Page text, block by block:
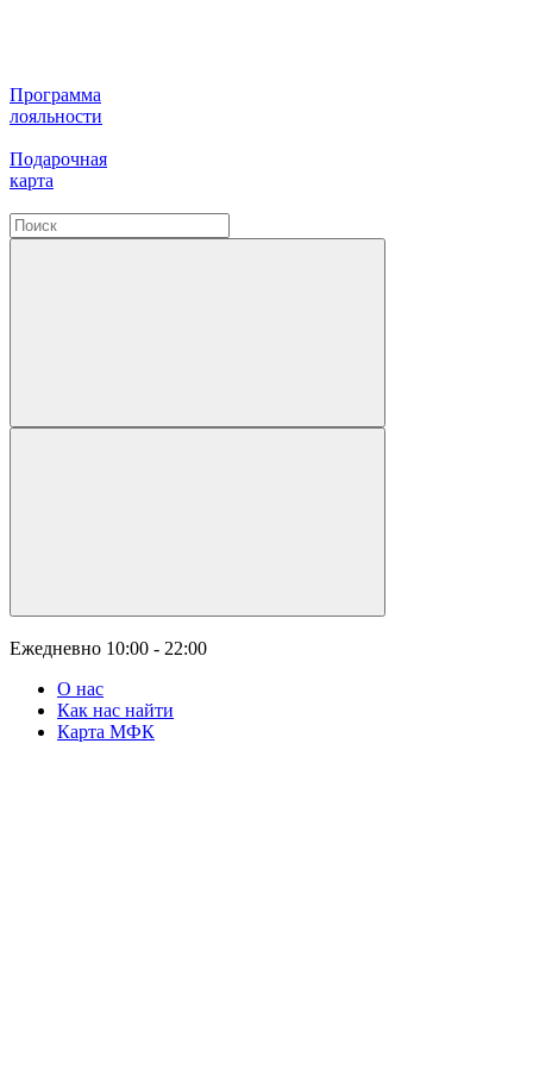
Программа
лояльности
Подарочная
карта
Ежедневно 10:00 - 22:00
О нас
Как нас найти
Карта МФК